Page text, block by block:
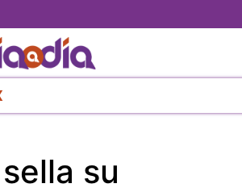
al
contenido
principal
su